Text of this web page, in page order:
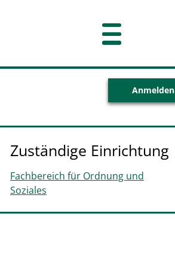
Anmelden
Zuständige Einrichtung
Fachbereich für Ordnung und
Soziales